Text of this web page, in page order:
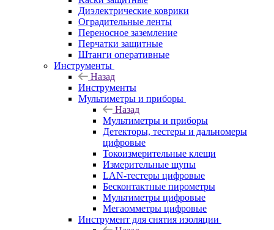
Диэлектрические коврики
Оградительные ленты
Переносное заземление
Перчатки защитные
Штанги оперативные
Инструменты
Назад
Инструменты
Мультиметры и приборы
Назад
Мультиметры и приборы
Детекторы, тестеры и дальномеры
цифровые
Токоизмерительные клещи
Измерительные щупы
LAN-тестеры цифровые
Бесконтактные пирометры
Мультиметры цифровые
Мегаомметры цифровые
Инструмент для снятия изоляции